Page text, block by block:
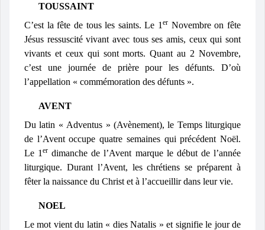
TOUSSAINT
C’est la fête de tous les saints. Le 1er Novembre on fête
Jésus ressuscité vivant avec tous ses amis, ceux qui sont
vivants et ceux qui sont morts. Quant au 2 Novembre,
c’est une journée de prière pour les défunts. D’où
l’appellation « commémoration des défunts ».
AVENT
Du latin « Adventus » (Avènement), le Temps liturgique
de l’Avent occupe quatre semaines qui précédent Noël.
Le 1er dimanche de l’Avent marque le début de l’année
liturgique. Durant l’Avent, les chrétiens se préparent à
fêter la naissance du Christ et à l’accueillir dans leur vie.
NOEL
Le mot vient du latin « dies Natalis » et signifie le jour de